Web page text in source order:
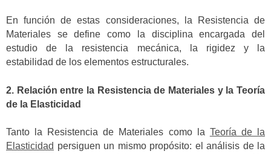
En función de estas consideraciones, la Resistencia de
Materiales se define como la disciplina encargada del
estudio de la resistencia mecánica, la rigidez y la
estabilidad de los elementos estructurales.
2. Relación entre la Resistencia de Materiales y la Teoría
de la Elasticidad
Tanto la Resistencia de Materiales como la Teoría de la
Elasticidad persiguen un mismo propósito: el análisis de la